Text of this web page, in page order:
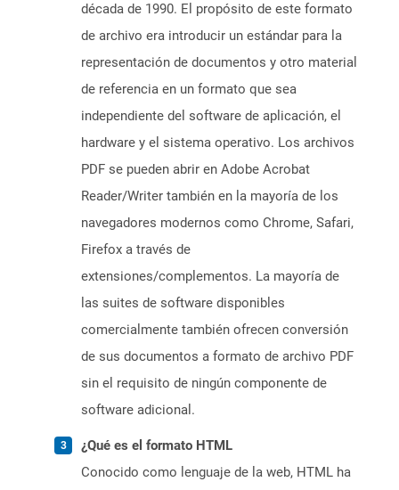
década de 1990. El propósito de este formato
de archivo era introducir un estándar para la
representación de documentos y otro material
de referencia en un formato que sea
independiente del software de aplicación, el
hardware y el sistema operativo. Los archivos
PDF se pueden abrir en Adobe Acrobat
Reader/Writer también en la mayoría de los
navegadores modernos como Chrome, Safari,
Firefox a través de
extensiones/complementos. La mayoría de
las suites de software disponibles
comercialmente también ofrecen conversión
de sus documentos a formato de archivo PDF
sin el requisito de ningún componente de
software adicional.
¿Qué es el formato HTML
Conocido como lenguaje de la web, HTML ha